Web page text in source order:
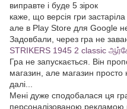
виправте і буде 5 зірок
каже, що версія гри
але в Play Store для Google
Задовбали, через гра не
STRIKERS 1945 2 classic
Гра не запускається. Він
магазин, але магазин просто
далі...
Мені дуже сподобалася ця
персоналізованою рекламою